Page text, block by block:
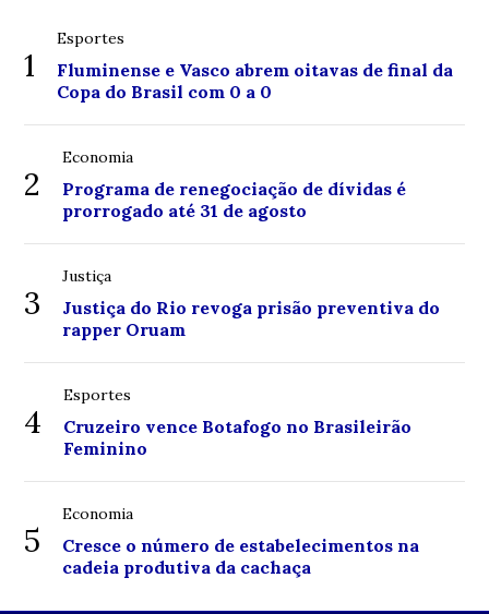
1
Esportes
Fluminense e Vasco abrem oitavas de final da
Copa do Brasil com 0 a 0
2
Economia
Programa de renegociação de dívidas é
prorrogado até 31 de agosto
3
Justiça
Justiça do Rio revoga prisão preventiva do
rapper Oruam
4
Esportes
Cruzeiro vence Botafogo no Brasileirão
Feminino
5
Economia
Cresce o número de estabelecimentos na
cadeia produtiva da cachaça